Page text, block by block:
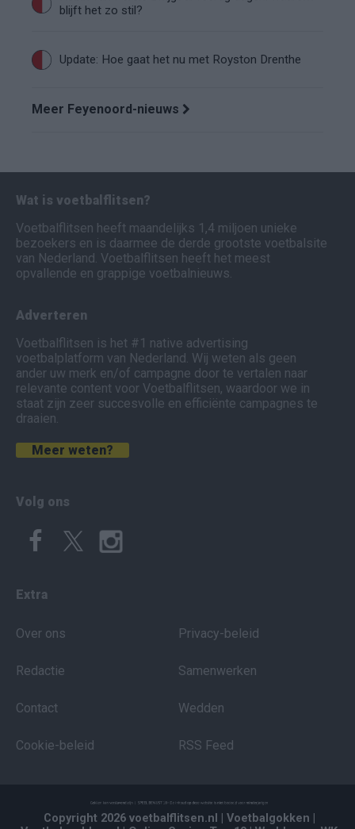
blijft het zo stil?
Update: Hoe gaat het nu met Royston Drenthe
Meer Feyenoord-nieuws
Wat is voetbalflitsen?
Voetbalflitsen heeft maandelijks 1,4 miljoen unieke
bezoekers en is daarmee de derde grootste voetbalsite
van Nederland. Voetbalflitsen heeft het meest
opvallende en grappige voetbalnieuws.
Adverteren
Voetbalflitsen is het #1 native advertising
voetbalplatform van Nederland. Wij weten als geen
ander uw merk en/of campagne door te vertalen naar
relevante content voor Voetbalflitsen, waardoor we in
staat zijn zeer succesvolle en efficiënte campagnes te
draaien.
Meer weten?
Volg ons
Extra
Over ons
Redactie
Contact
Cookie-beleid
Privacy-beleid
Samenwerken
Wedden
RSS Feed
Copyright 2026 voetbalflitsen.nl | Voetbalgokken